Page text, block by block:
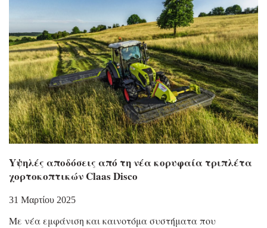
Yψηλές αποδόσεις από τη νέα κορυφαία τριπλέτα
χορτοκοπτικών Claas Disco
31 Μαρτίου 2025
Με νέα εμφάνιση και καινοτόμα συστήματα που